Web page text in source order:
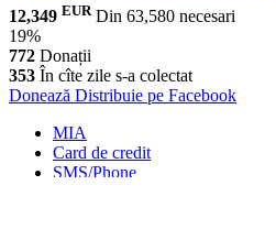
12,349 EUR Din 63,580 necesari
19%
772 Donații
353 În cîte zile s-a colectat
Donează Distribuie pe Facebook
MIA
Card de credit
SMS/Phone